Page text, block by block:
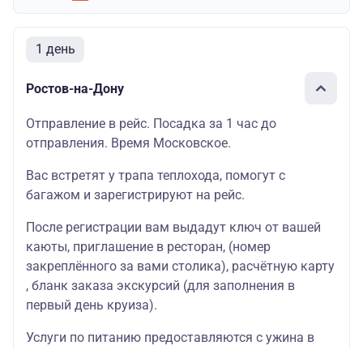
1 день
Ростов-на-Дону
Отправление в рейс. Посадка за 1 час до
отправления. Время Московское.
Вас встретят у трапа теплохода, помогут с
багажом и зарегистрируют на рейс.
После регистрации вам выдадут ключ от вашей
каюты, приглашение в ресторан, (номер
закреплённого за вами столика), расчётную карту
, бланк заказа экскурсий (для заполнения в
первый день круиза).
Услуги по питанию предоставляются с ужина в